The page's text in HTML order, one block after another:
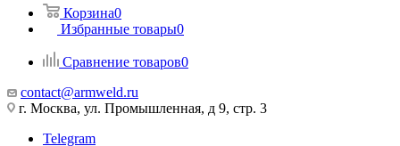
Корзина0
Избранные товары0
Сравнение товаров0
contact@armweld.ru
г. Москва, ул. Промышленная, д 9, стр. 3
Telegram